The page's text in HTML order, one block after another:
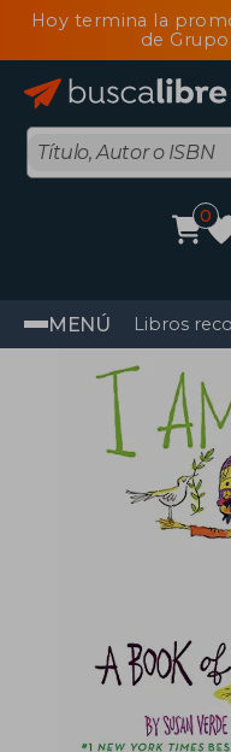
Hoy termina la
de
0
MENÚ Libros